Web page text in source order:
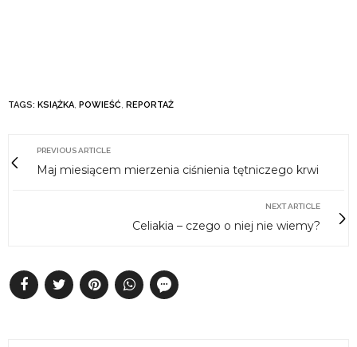
TAGS: KSIĄŻKA, POWIEŚĆ, REPORTAŻ
PREVIOUS ARTICLE
Maj miesiącem mierzenia ciśnienia tętniczego krwi
NEXT ARTICLE
Celiakia – czego o niej nie wiemy?